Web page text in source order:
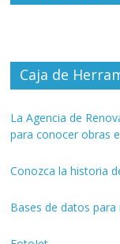
Caja de
La Agencia de
para conocer obras
Conozca la historia
Bases de datos